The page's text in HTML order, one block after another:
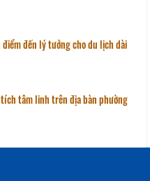
đến lý tưởng cho du lịch dài
tâm linh trên địa bàn phường